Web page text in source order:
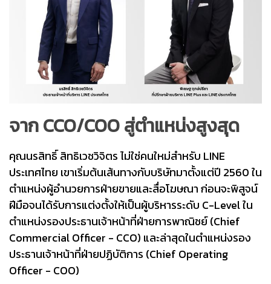
จาก CCO/COO สู่ตำแหน่งสูงสุด
คุณนรสิทธิ์ สิทธิเวชวิจิตร ไม่ใช่คนใหม่สำหรับ LINE
ประเทศไทย เขาเริ่มต้นเส้นทางกับบริษัทมาตั้งแต่ปี 2560 ใน
ตำแหน่งผู้อำนวยการฝ่ายขายและสื่อโฆษณา ก่อนจะพิสูจน์
ฝีมือจนได้รับการแต่งตั้งให้เป็นผู้บริหารระดับ C-Level ใน
ตำแหน่งรองประธานเจ้าหน้าที่ฝ่ายการพาณิชย์ (Chief
Commercial Officer - CCO) และล่าสุดในตำแหน่งรอง
ประธานเจ้าหน้าที่ฝ่ายปฏิบัติการ (Chief Operating
Officer - COO)